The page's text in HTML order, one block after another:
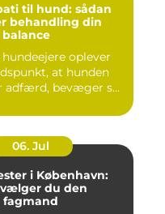
til hund: sådan
behandling din
oplever
at hunden
adfærd, bevæger s...
06. Jul
i København:
du den